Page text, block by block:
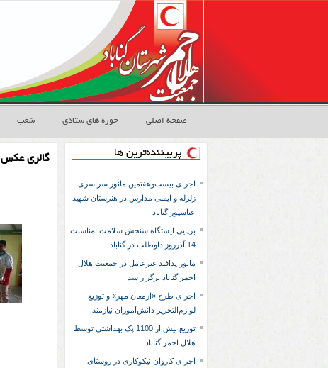
صفحه اصلی حوزه های ستادی شعب
پربیننده‌ترین ها
اجرای بیست‌وهفتمین مانور سراسری
زلزله و ایمنی مدارس در هنرستان شهید
عباسپور گناباد
برپایی ایستگاه سنجش سلامت بمناسبت
14 آذرروز داوطلب در گناباد
مانور پدافند غیرعامل در جمعیت هلال
احمر گناباد برگزار شد
اجرای طرح «ارمغان مهر» و توزیع
لوازم‌التحریر دانش‌آموزان نیازمند
توزیع بیش از 1100 پک بهداشتی توسط
هلال احمر گناباد
اجرای کاروان نیکوکاری در روستای
گالری عکس